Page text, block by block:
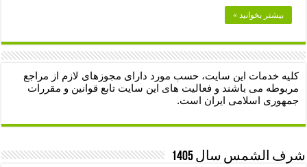
بیشتر بخوانید »
کلیه خدمات این سایت، حسب مورد دارای مجوزهای لازم از مراجع
مربوطه می باشند و فعالیت های این سایت تابع قوانین و مقررات
جمهوری اسلامی ایران است.
شرف الشمس سال 1405